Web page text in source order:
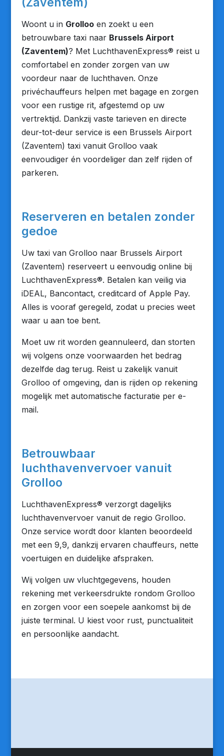
Woont u in Grollooen zoekt u een
betrouwbare taxi naar Brussels Airport
(Zaventem)? Met LuchthavenExpress® reist u
comfortabel en zonder zorgen van uw
voordeur naar de luchthaven. Onze
privéchauffeurs helpen met bagage en zorgen
voor een rustige rit, afgestemd op uw
vertrektijd. Dankzij vaste tarieven en directe
deur-tot-deur service is een Brussels Airport
(Zaventem) taxi vanuit Grolloo vaak
eenvoudiger én voordeliger dan zelf rijden of
parkeren.
Reserveren en betalen zonder
gedoe
Uw taxi van Grolloo naar Brussels Airport
(Zaventem) reserveert u eenvoudig online bij
LuchthavenExpress®. Betalen kan veilig via
iDEAL, Bancontact, creditcard of Apple Pay.
Alles is vooraf geregeld, zodat u precies weet
waar u aan toe bent.
Moet uw rit worden geannuleerd, dan storten
wij volgens onze voorwaarden het bedrag
dezelfde dag terug. Reist u zakelijk vanuit
Grolloo of omgeving, dan is rijden op rekening
mogelijk met automatische facturatie per e-
mail.
Betrouwbaar
luchthavenvervoer vanuit
Grolloo
LuchthavenExpress® verzorgt dagelijks
luchthavenvervoer vanuit de regio Grolloo.
Onze service wordt door klanten beoordeeld
met een 9,9, dankzij ervaren chauffeurs, nette
voertuigen en duidelijke afspraken.
Wij volgen uw vluchtgegevens, houden
rekening met verkeersdrukte rondom Grolloo
en zorgen voor een soepele aankomst bij de
juiste terminal. U kiest voor rust, punctualiteit
en persoonlijke aandacht.